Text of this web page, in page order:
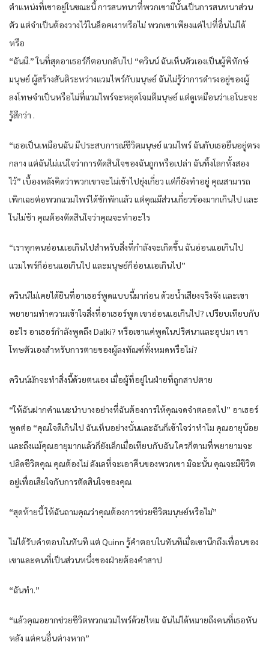
ตำแหน่งที่เขาอยู่ในขณะนี้ การสนทนาที่พวกเขามีนั้นเป็นการสนทนาส่วน
ตัว แต่จำเป็นต้องวางไว้ในล็อคเงาหรือไม่ พวกเขาเพียงแค่ไปที่อื่นไม่ได้
หรือ
“ฉันมี.” ในที่สุดอาเธอร์ก็ตอบกลับไป “ควินน์ ฉันเห็นตัวเองเป็นผู้พิทักษ์
มนุษย์ ผู้สร้างสันติระหว่างแวมไพร์กับมนุษย์ ฉันไม่รู้ว่าการดำรงอยู่ของผู้
ลงโทษจำเป็นหรือไม่ที่แวมไพร์จะหยุดโจมตีมนุษย์ แต่ดูเหมือนว่าเอโนะจะ
รู้สึกว่า .
“เธอเป็นเหมือนฉัน มีประสบการณ์ชีวิตมนุษย์ แวมไพร์ ฉันกับเธอยืนอยู่ตรง
กลาง แต่ฉันไม่แน่ใจว่าการตัดสินใจของฉันถูกหรือเปล่า ฉันทิ้งโลกทั้งสอง
ไว้” เบื้องหลังคิดว่าพวกเขาจะไม่เข้าไปยุ่งเกี่ยว แต่ก็ยังทำอยู่ คุณสามารถ
เพิกเฉยต่อพวกแวมไพร์ได้ซักพักแล้ว แต่คุณมีส่วนเกี่ยวข้องมากเกินไป และ
ในไม่ช้า คุณต้องตัดสินใจว่าคุณจะทำอะไร
“เราทุกคนอ่อนแอเกินไปสำหรับสิ่งที่กำลังจะเกิดขึ้น ฉันอ่อนแอเกินไป
แวมไพร์ก็อ่อนแอเกินไป และมนุษย์ก็อ่อนแอเกินไป”
ควินน์ไม่เคยได้ยินที่อาเธอร์พูดแบบนี้มาก่อน ด้วยน้ำเสียงจริงจัง และเขา
พยายามทำความเข้าใจสิ่งที่อาเธอร์พูด เขาอ่อนแอเกินไป? เปรียบเทียบกับ
อะไร อาเธอร์กำลังพูดถึง Dalki? หรือเขาแค่พูดในปริศนาและอุปมา เขา
โทษตัวเองสำหรับการตายของผู้ลงทัณฑ์ทั้งหมดหรือไม่?
ควินน์มักจะทำสิ่งนี้ด้วยตนเอง เมื่อผู้ที่อยู่ในฝ่ายที่ถูกสาปตาย
“ให้ฉันฝากคำแนะนำบางอย่างที่ฉันต้องการให้คุณจดจำตลอดไป” อาเธอร์
พูดต่อ “คุณใจดีเกินไป ฉันเห็นอย่างนั้นและฉันก็เข้าใจว่าทำไม คุณอายุน้อย
และถึงแม้คุณอายุมากแล้วก็ยังเล็กเมื่อเทียบกับฉัน ใครก็ตามที่พยายามจะ
ปลิดชีวิตคุณ คุณต้องไม่ ลังเลที่จะเอาคืนของพวกเขา มิฉะนั้น คุณจะมีชีวิต
อยู่เพื่อเสียใจกับการตัดสินใจของคุณ
“สุดท้ายนี้ ให้ฉันถามคุณว่าคุณต้องการช่วยชีวิตมนุษย์หรือไม่”
ไม่ได้รับคำตอบในทันที แต่ Quinn รู้คำตอบในทันทีเมื่อเขานึกถึงเพื่อนของ
เขาและคนที่เป็นส่วนหนึ่งของฝ่ายต้องคำสาป
“ฉันทำ.”
“แล้วคุณอยากช่วยชีวิตพวกแวมไพร์ด้วยไหม ฉันไม่ได้หมายถึงคนที่เธอหัน
หลัง แต่คนอื่นต่างหาก”